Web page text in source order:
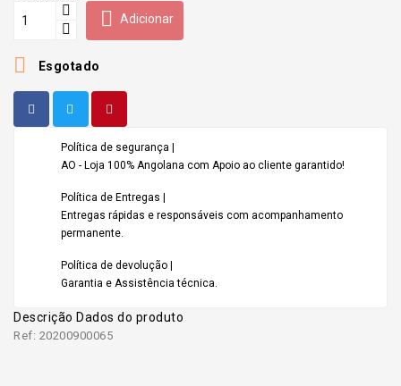
 Adicionar
 Esgotado
Política de segurança |
AO - Loja 100% Angolana com Apoio ao cliente garantido!
Política de Entregas |
Entregas rápidas e responsáveis com acompanhamento
permanente.
Política de devolução |
Garantia e Assistência técnica.
Descrição Dados do produto
Ref: 20200900065